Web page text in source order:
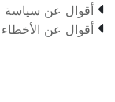
 أقوال عن سياسة
 أقوال عن الأخطاء